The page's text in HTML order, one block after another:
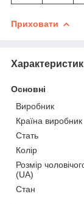
Приховати
Основні
Виробник
Країна виробник
Стать
Колір
Розмір
(UA)
Стан